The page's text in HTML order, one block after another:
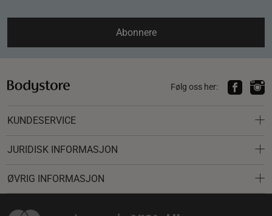
Abonnere
Følg oss her:
KUNDESERVICE
JURIDISK INFORMASJON
ØVRIG INFORMASJON